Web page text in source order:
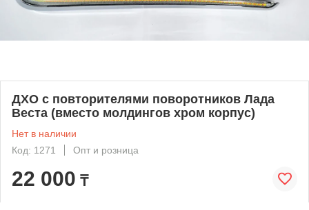
ДХО с повторителями поворотников Лада
Веста (вместо молдингов хром корпус)
Нет в наличии
Код: 1271
Опт и розница
22 000 ₸